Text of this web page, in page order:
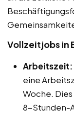
Vollzeitjobs in
Arbeitszeit:
eine
Woche.
8-Stunden-